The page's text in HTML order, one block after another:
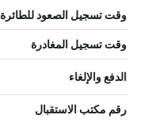
وقت تسجيل الصعود للطائرة
وقت تسجيل المغادرة
الدفع والإلغاء
رقم مكتب الاستقبال